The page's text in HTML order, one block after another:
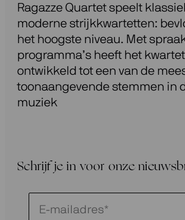
Ragazze Quartet speelt
moderne strijkkwartetten:
het hoogste niveau. Met
programma’s heeft het
ontwikkeld tot een van de
toonaangevende stemmen in
muziek
Schrijf je in voor onze
Schrijf